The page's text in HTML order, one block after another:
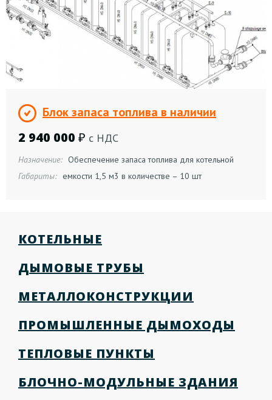
Блок запаса топлива в наличии
2 940 000 ₽ с НДС
Назначение: Обеспечение запаса топлива для котельной
Габариты: емкости 1,5 м3 в количестве – 10 шт
КОТЕЛЬНЫЕ
ДЫМОВЫЕ ТРУБЫ
МЕТАЛЛОКОНСТРУКЦИИ
ПРОМЫШЛЕННЫЕ ДЫМОХОДЫ
ТЕПЛОВЫЕ ПУНКТЫ
БЛОЧНО-МОДУЛЬНЫЕ ЗДАНИЯ